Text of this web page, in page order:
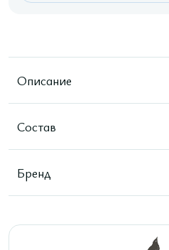
Описание
Состав
Бренд